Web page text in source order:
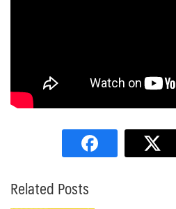
Related Posts